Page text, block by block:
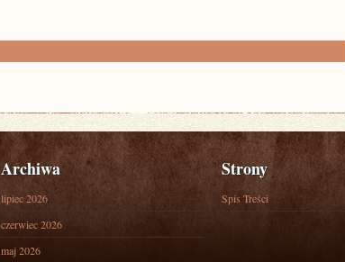
Archiwa
lipiec 2026
czerwiec 2026
maj 2026
Strony
Spis Treści